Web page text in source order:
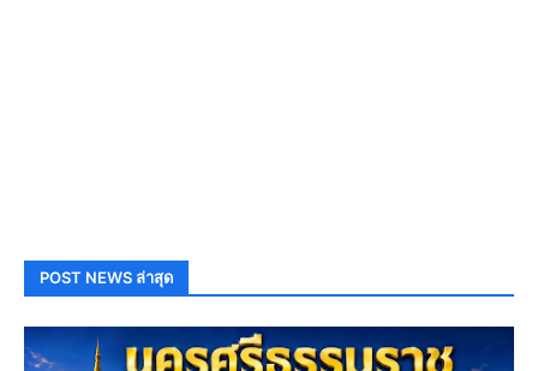
POST NEWS ล่าสุด